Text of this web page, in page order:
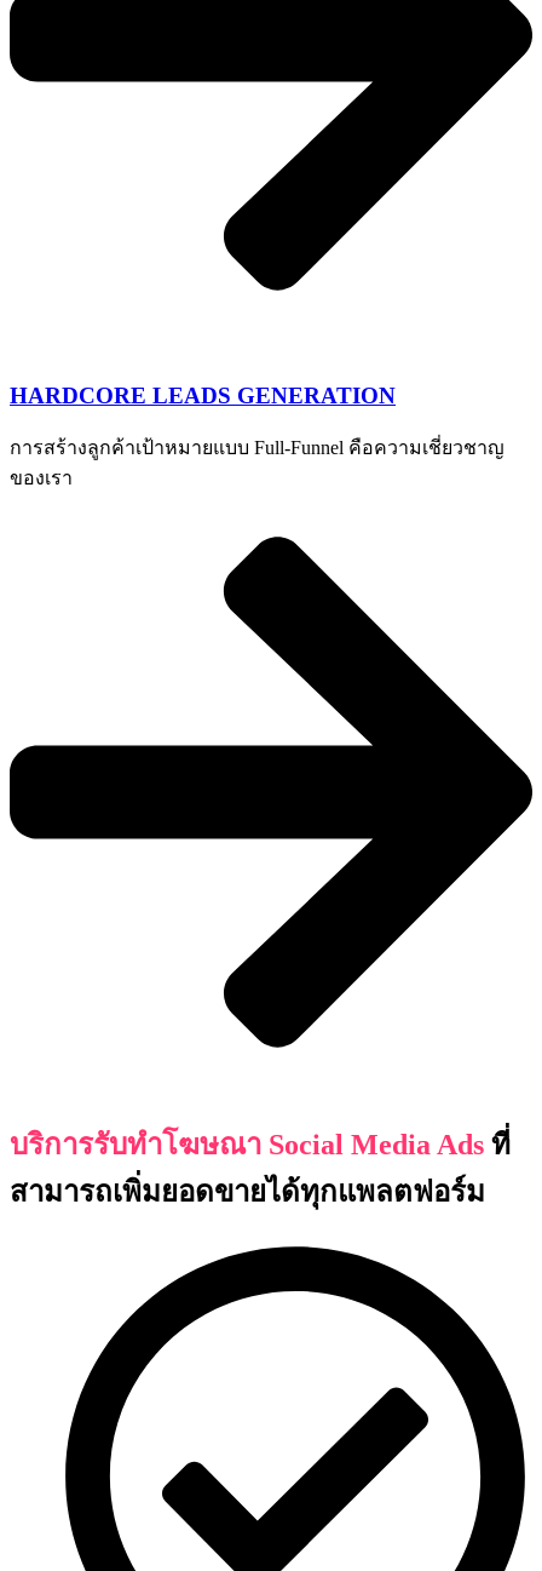
HARDCORE LEADS GENERATION
การสร้างลูกค้าเป้าหมายแบบ Full-Funnel คือความเชี่ยวชาญ
ของเรา
บริการรับทำโฆษณา Social Media Ads ที่
สามารถเพิ่มยอดขายได้ทุกแพลตฟอร์ม